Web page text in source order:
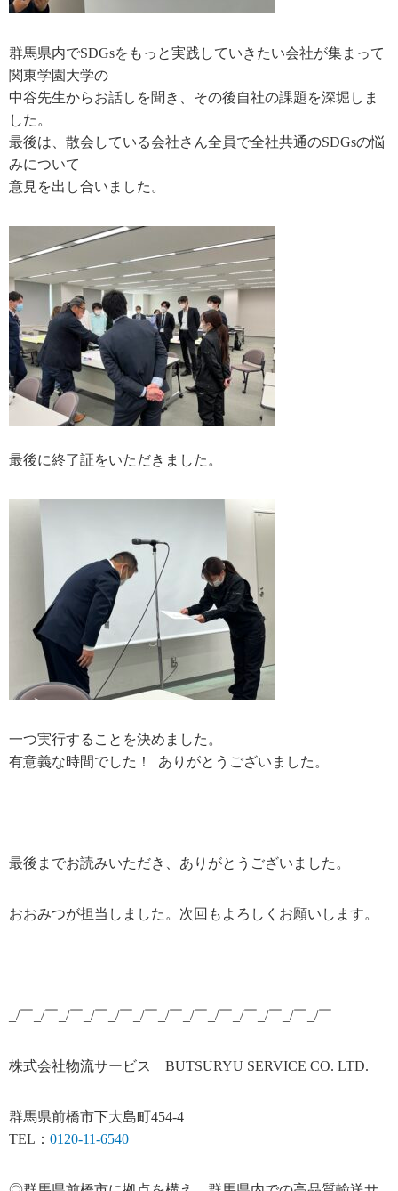
群馬県内でSDGsをもっと実践していきたい会社が集まって
関東学園大学の
中谷先生からお話しを聞き、その後自社の課題を深堀しま
した。
最後は、散会している会社さん全員で全社共通のSDGsの悩
みについて
意見を出し合いました。
最後に終了証をいただきました。
一つ実行することを決めました。
有意義な時間でした！ ありがとうございました。
最後までお読みいただき、ありがとうございました。
おおみつが担当しました。次回もよろしくお願いします。
_/￣_/￣_/￣_/￣_/￣_/￣_/￣_/￣_/￣_/￣_/￣_/￣_/￣
株式会社物流サービス BUTSURYU SERVICE CO. LTD.
群馬県前橋市下大島町454-4
TEL： 0120-11-6540